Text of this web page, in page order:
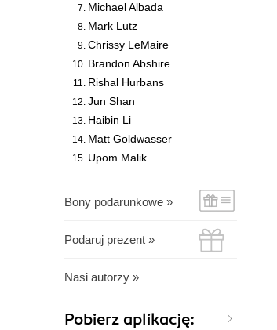
Michael Albada
Mark Lutz
Chrissy LeMaire
Brandon Abshire
Rishal Hurbans
Jun Shan
Haibin Li
Matt Goldwasser
Upom Malik
Bony podarunkowe »
Podaruj prezent »
Nasi autorzy »
Pobierz aplikację: